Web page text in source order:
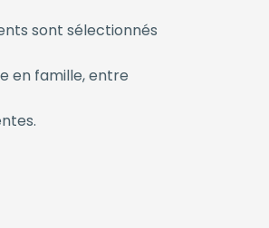
sont sélectionnés
en famille, entre